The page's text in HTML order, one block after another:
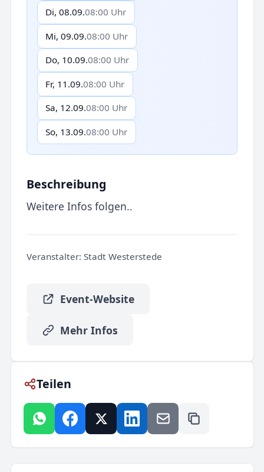
Di, 08.09.08:00 Uhr
Mi, 09.09.08:00 Uhr
Do, 10.09.08:00 Uhr
Fr, 11.09.08:00 Uhr
Sa, 12.09.08:00 Uhr
So, 13.09.08:00 Uhr
Beschreibung
Weitere Infos folgen..
Veranstalter: Stadt Westerstede
Event-Website
Mehr Infos
Teilen